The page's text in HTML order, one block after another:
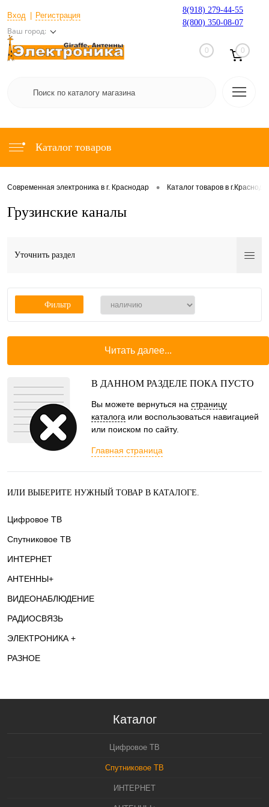
Вход Регистрация
Ваш город:
8(918) 279-44-55
8(800) 350-08-07
0 0
Каталог товаров
Современная электроника в г. Краснодар • Каталог товаров в
Грузинские каналы
Уточнить раздел
Фильтр
Читать далее...
В ДАННОМ РАЗДЕЛЕ ПОКА ПУСТО
Вы можете вернуться на страницу
каталога или воспользоваться навигацией
или поиском по сайту.
Главная страница
ИЛИ ВЫБЕРИТЕ НУЖНЫЙ ТОВАР В КАТАЛОГЕ.
Цифровое ТВ
Спутниковое ТВ
ИНТЕРНЕТ
АНТЕННЫ+
ВИДЕОНАБЛЮДЕНИЕ
РАДИОСВЯЗЬ
ЭЛЕКТРОНИКА +
РАЗНОЕ
Каталог
Цифровое ТВ
Спутниковое ТВ
ИНТЕРНЕТ